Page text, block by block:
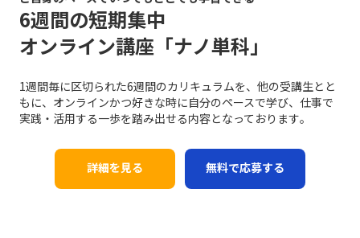
や声のトーン、さらには話の流れからその理解度を汲み取
る姿勢が重要です。経験豊富なマネージャーの中には、相
手の話し方をよく観察し、適宜「確認の質問」を挟むこと
さらに、後日話の内容を再整理し、改めて議論を行う「仕
切り直し」も効果的です。特に、感情が絡んだ会話や大き
な意思決定が必要なシーンでは、一度話題を持ち帰り、冷
納得のいく結論に至ることが期待されます。最後に、自己
の伝達力を向上させるために、日常的に論理的思考をトレ
ーニングすることが重要です。論理的に物事を整理し、因
重要であり、結果として行動変容が起こることが成功指標
となります。 また、コミュニケーションには必ずしも相
手に完全に伝えることができないという不確実性がありま
す。言葉だけでは伝えきれない非言語的要素、例えば身振
おり、これらを適切に使い分けることが求められます。誤
解を生むリスクがあるため、「既読」や「いいね」など、
オンラインでの簡素なサインに依存しすぎると、真意が伝
に、自分自身のバイアスにも気を付ける必要があります。
各個人が持つ固定概念や先入観は、意図しない誤解やコミ
ュニケーションのズレを引き起こす原因となりえます。自
略は、レッドオーシャンの戦い方の一環として、自社の強
みや専門性を最大限に活かすための戦略として注目されて
います。 市場の変化と戦略の進化 テクノロジーの進化、
グローバルな競争、そして顧客ニーズの多様化により、現
っています。さらに、デジタルトランスフォーメーション
（DX）の波に乗ることで、従来のビジネスモデルに大き
な変革が起きています。このような時代で「レッドオーシ
く、デジタル技術の活用や情報分析に基づく意思決定が求
められるようになりました。 例えば、デジタルマーケテ
略を見直すための重要な要素ともなっています。次のセク
ションでは、先延ばし癖がもたらす具体的な影響と、注意
すべきポイントについて詳述していきます。 先延ばし癖
に渡ります。まず、先延ばし癖が進行すると、日々の業務
に対する自己効力感が低下し、やがて自信を失う危険性が
高まります。仕事を着手するたびに「また先延ばしをして
ンタルの悪循環を生むことになります。また、タスクが山
積みになることにより、精神的・肉体的なストレスが急増
する点にも十分な注意が必要です。 さらに、生産性の低
6週間の短期集中
オンライン講座「ナノ単科」
1週間毎に区切られた6週間のカリキュラムを、他の受講生とと
もに、オンラインかつ好きな時に自分のペースで学び、仕事で
実践・活用する一歩を踏み出せる内容となっております｡
詳細を見る 無料で応募する